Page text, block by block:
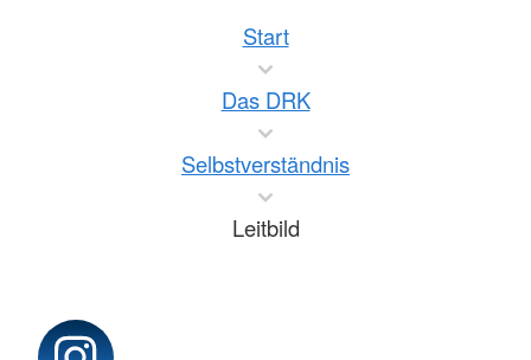
Start
Das DRK
Selbstverständnis
Leitbild